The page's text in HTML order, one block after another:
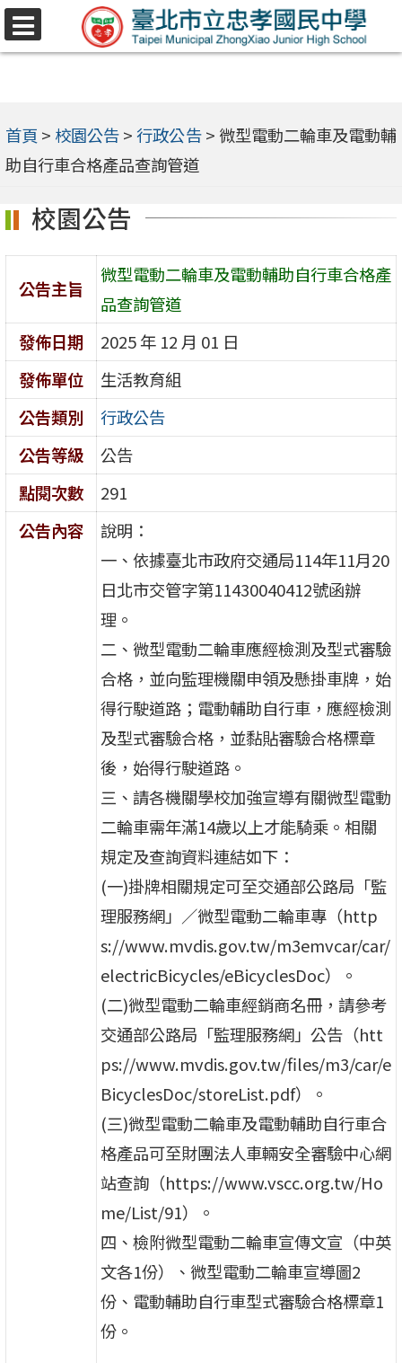
跳
至
內
容
選
首頁 > 校園公告> 行政公告> 微型電動二輪車及電動輔
助自行車合格產品查詢管道
校園公告
公告主旨
微型電動二輪車及電動輔助自行車合格產
品查詢管道
發佈日期
2025 年 12 月 01 日
發佈單位
生活教育組
公告類別
行政公告
公告等級
公告
點閱次數
291
公告內容
說明：
一、依據臺北市政府交通局114年11月20
日北市交管字第11430040412號函辦
理。
二、微型電動二輪車應經檢測及型式審驗
合格，並向監理機關申領及懸掛車牌，始
得行駛道路；電動輔助自行車，應經檢測
及型式審驗合格，並黏貼審驗合格標章
後，始得行駛道路。
三、請各機關學校加強宣導有關微型電動
二輪車需年滿14歲以上才能騎乘。相關
規定及查詢資料連結如下：
(一)掛牌相關規定可至交通部公路局「監
理服務網」／微型電動二輪車專（http
s://www.mvdis.gov.tw/m3emvcar/car/
electricBicycles/eBicyclesDoc）。
(二)微型電動二輪車經銷商名冊，請參考
交通部公路局「監理服務網」公告（htt
ps://www.mvdis.gov.tw/files/m3/car/e
BicyclesDoc/storeList.pdf）。
(三)微型電動二輪車及電動輔助自行車合
格產品可至財團法人車輛安全審驗中心網
站查詢（https://www.vscc.org.tw/Ho
me/List/91）。
四、檢附微型電動二輪車宣傳文宣（中英
文各1份）、微型電動二輪車宣導圖2
份、電動輔助自行車型式審驗合格標章1
份。